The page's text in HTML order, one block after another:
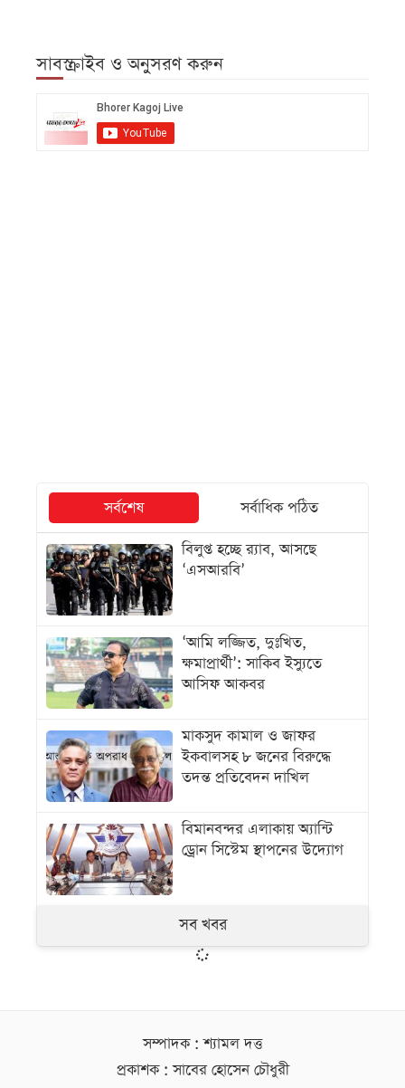
সাবস্ক্রাইব ও অনুসরণ করুন
সর্বশেষ
সর্বাধিক পঠিত
বিলুপ্ত হচ্ছে র‌্যাব, আসছে
‘এসআরবি’
‘আমি লজ্জিত, দুঃখিত,
ক্ষমাপ্রার্থী’: সাকিব ইস্যুতে
আসিফ আকবর
মাকসুদ কামাল ও জাফর
ইকবালসহ ৮ জনের বিরুদ্ধে
তদন্ত প্রতিবেদন দাখিল
বিমানবন্দর এলাকায় অ্যান্টি
ড্রোন সিস্টেম স্থাপনের উদ্যোগ
সব খবর
সম্পাদক : শ্যামল দত্ত
প্রকাশক : সাবের হোসেন চৌধুরী